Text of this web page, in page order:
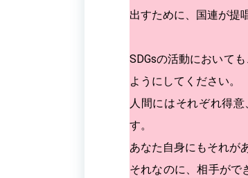
出すために、国連が提
SDGsの活動において
ようにしてください。
人間にはそれぞれ得
す。
あなた自身にもそれが
それなのに、相手がで